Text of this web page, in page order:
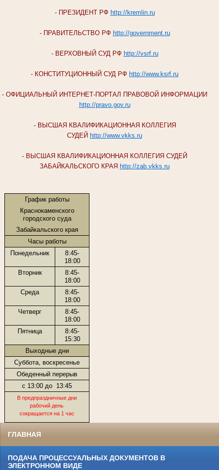
- ПРЕЗИДЕНТ РФ http://kremlin.ru
- ПРАВИТЕЛЬСТВО РФ http://government.ru
- ВЕРХОВНЫЙ СУД РФ http://vsrf.ru
- КОНСТИТУЦИОННЫЙ СУД РФ http://www.ksrf.ru
- ОФИЦИАЛЬНЫЙ ИНТЕРНЕТ-ПОРТАЛ ПРАВОВОЙ ИНФОРМАЦИИ
http://pravo.gov.ru
- ВЫСШАЯ КВАЛИФИКАЦИОННАЯ КОЛЛЕГИЯ
СУДЕЙ http://www.vkks.ru
- ВЫСШАЯ КВАЛИФИКАЦИОННАЯ КОЛЛЕГИЯ СУДЕЙ
ЗАБАЙКАЛЬСКОГО КРАЯ http://zab.vkks.ru
График работы
Краснокаменского
городского суда
Забайкальского края
Часы работы
Понедельник
8:45-
18:00
Вторник
8:45-
18:00
Среда
8:45-
18:00
Четверг
8:45-
18:00
Пятница
8:45-
15:30
Выходные дни
Суббота, воскресенье
Обеденный перерыв
с 13:00 до 13:45
В предпраздничные дни
рабочий день
сокращается на 1 час
ГЛАВНАЯ
ПОДАЧА ПРОЦЕССУАЛЬНЫХ ДОКУМЕНТОВ В
ЭЛЕКТРОННОМ ВИДЕ